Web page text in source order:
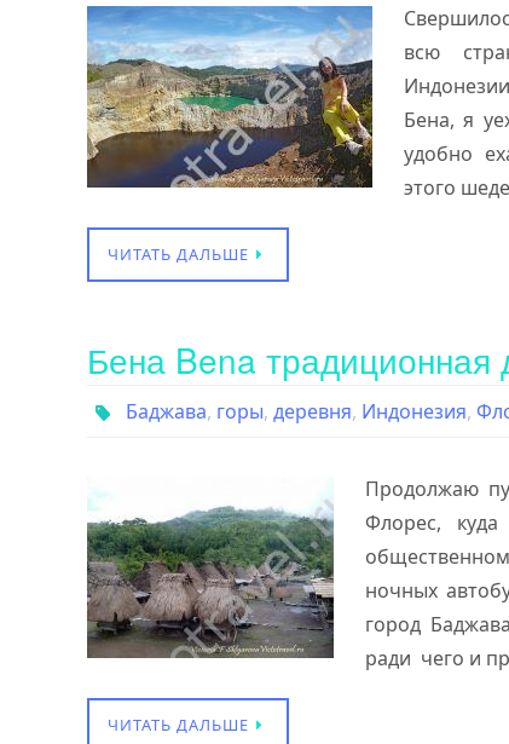
всю
Бена, я
удобно
этого
ЧИТАТЬ ДАЛЬШЕ
Бена Bena
Баджава, горы, деревня, Индонезия,
Продолжаю
Флорес,
ночных
город
ради чего и
ЧИТАТЬ ДАЛЬШЕ